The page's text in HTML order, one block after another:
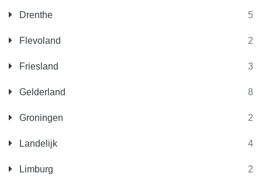
Drenthe 5
Flevoland 2
Friesland 3
Gelderland 8
Groningen 2
Landelijk 4
Limburg 2